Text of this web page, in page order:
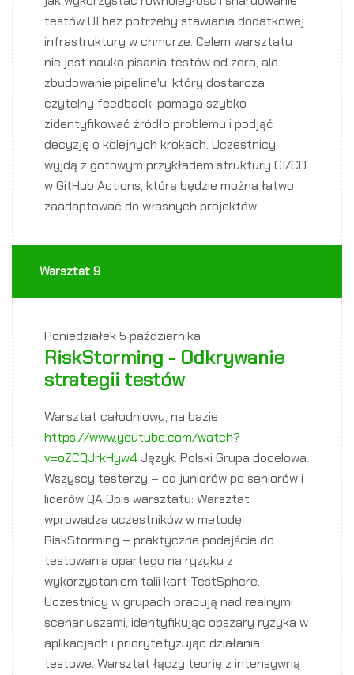
testów UI bez potrzeby stawiania dodatkowej
infrastruktury w chmurze. Celem warsztatu
nie jest nauka pisania testów od zera, ale
zbudowanie pipeline'u, który dostarcza
czytelny feedback, pomaga szybko
zidentyfikować źródło problemu i podjąć
decyzję o kolejnych krokach. Uczestnicy
wyjdą z gotowym przykładem struktury CI/CD
w GitHub Actions, którą będzie można łatwo
zaadaptować do własnych projektów.
Warsztat 9
Poniedziałek5 października
RiskStorming - Odkrywanie
strategii testów
Warsztat całodniowy, na bazie
https://www.youtube.com/watch?
v=oZCQJrkHyw4Język: Polski Grupa docelowa:
Wszyscy testerzy – od juniorów po seniorów i
liderów QA Opis warsztatu: Warsztat
wprowadza uczestników w metodę
RiskStorming – praktyczne podejście do
testowania opartego na ryzyku z
wykorzystaniem talii kart TestSphere.
Uczestnicy w grupach pracują nad realnymi
scenariuszami, identyfikując obszary ryzyka w
aplikacjach i priorytetyzując działania
testowe. Warsztat łączy teorię z intensywną